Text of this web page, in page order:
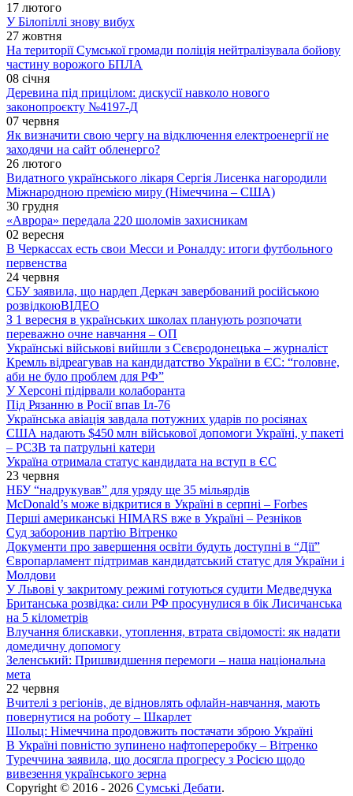
17 лютого
У Білопіллі знову вибух
27 жовтня
На території Сумської громади поліція нейтралізувала бойову
частину ворожого БПЛА
08 січня
Деревина під прицілом: дискусії навколо нового
законопроєкту №4197-Д
07 червня
Як визначити свою чергу на відключення електроенергії не
заходячи на сайт обленерго?
26 лютого
Видатного українського лікаря Сергія Лисенка нагородили
Міжнародною премією миру (Німеччина – США)
30 грудня
«Аврора» передала 220 шоломів захисникам
02 вересня
В Черкассах есть свои Месси и Роналду: итоги футбольного
первенства
24 червня
СБУ заявила, що нардеп Деркач завербований російською
розвідкоюВІДЕО
З 1 вересня в українських школах планують розпочати
переважно очне навчання – ОП
Українські військові вийшли з Сєвєродонецька – журналіст
Кремль відреагував на кандидатство України в ЄС: “головне,
аби не було проблем для РФ”
У Херсоні підірвали колаборанта
Під Рязанню в Росії впав Іл-76
Українська авіація завдала потужних ударів по росіянах
США надають $450 млн військової допомоги Україні, у пакеті
– РСЗВ та патрульні катери
Україна отримала статус кандидата на вступ в ЄС
23 червня
НБУ “надрукував” для уряду ще 35 мільярдів
McDonald’s може відкритися в Україні в серпні – Forbes
Перші американські HIMARS вже в Україні – Резніков
Суд заборонив партію Вітренко
Документи про завершення освіти будуть доступні в “Дії”
Європарламент підтримав кандидатський статус для України і
Молдови
У Львові у закритому режимі готуються судити Медведчука
Британська розвідка: сили РФ просунулися в бік Лисичанська
на 5 кілометрів
Влучання блискавки, утоплення, втрата свідомості: як надати
домедичну допомогу
Зеленський: Пришвидшення перемоги – наша національна
мета
22 червня
Вчителі з регіонів, де відновлять офлайн-навчання, мають
повернутися на роботу – Шкарлет
Шольц: Німеччина продовжить постачати зброю Україні
В Україні повністю зупинено нафтопереробку – Вітренко
Туреччина заявила, що досягла прогресу з Росією щодо
вивезення українського зерна
Copyright © 2016 - 2026 Сумські Дебати.